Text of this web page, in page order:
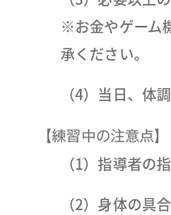
※お金やゲーム
承ください。
（4）当日、体
【練習中の注意点】
（1）指導者の
（2）身体の具